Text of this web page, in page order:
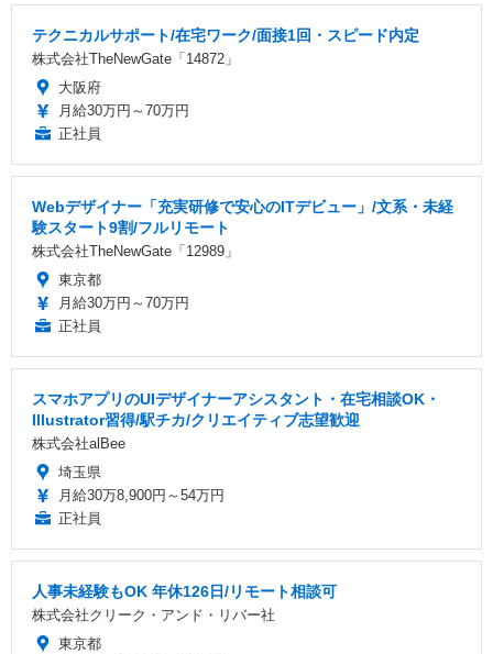
テクニカルサポート/在宅ワーク/面接1回・スピード内定
株式会社TheNewGate「14872」
大阪府
月給30万円～70万円
正社員
Webデザイナー「充実研修で安心のITデビュー」/文系・未経
験スタート9割/フルリモート
株式会社TheNewGate「12989」
東京都
月給30万円～70万円
正社員
スマホアプリのUIデザイナーアシスタント・在宅相談OK・
Illustrator習得/駅チカ/クリエイティブ志望歓迎
株式会社alBee
埼玉県
月給30万8,900円～54万円
正社員
人事未経験もOK 年休126日/リモート相談可
株式会社クリーク・アンド・リバー社
東京都